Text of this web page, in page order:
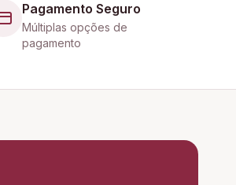
Pagamento Seguro
Múltiplas opções de
pagamento